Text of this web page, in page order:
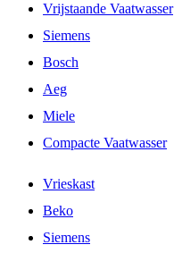
Vrijstaande Vaatwasser
Siemens
Bosch
Aeg
Miele
Compacte Vaatwasser
Vrieskast
Beko
Siemens